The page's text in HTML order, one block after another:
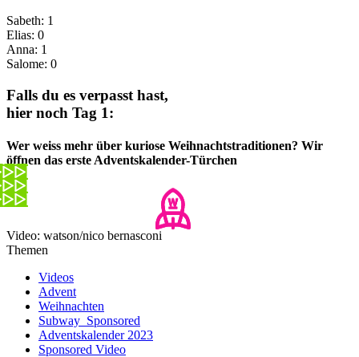
Sabeth: 1
Elias: 0
Anna: 1
Salome: 0​
Falls du es verpasst hast,
hier noch Tag 1:
Wer weiss mehr über kuriose Weihnachtstraditionen? Wir
öffnen das erste Adventskalender-Türchen
Video: watson/nico bernasconi
Themen
Videos
Advent
Weihnachten
Subway_Sponsored
Adventskalender 2023
Sponsored Video